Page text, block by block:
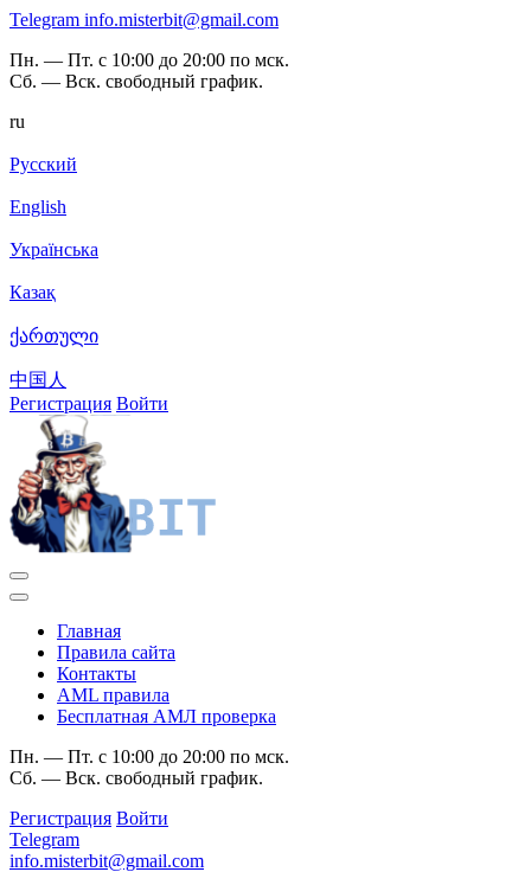
Telegram info.misterbit@gmail.com
Пн. — Пт. с 10:00 до 20:00 по мск.
Сб. — Вск. свободный график.
ru
Русский
English
Українська
Казақ
ქართული
中国人
Регистрация Войти
Главная
Правила сайта
Контакты
AML правила
Бесплатная АМЛ проверка
Пн. — Пт. с 10:00 до 20:00 по мск.
Сб. — Вск. свободный график.
Регистрация Войти
Telegram
info.misterbit@gmail.com